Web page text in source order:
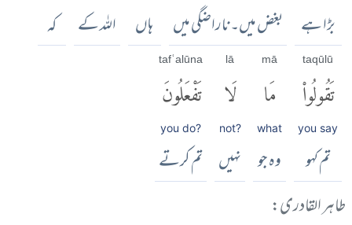
بڑا ہے بغض میں۔ ناراضگی میں ہاں اللہ کے کہ
taqūlū
تَقُولُوا۟
you say
تم کہو
mā
مَا
what
وہ جو
lā
لَا
not?
نہیں
tafʿalūna
تَفْعَلُونَ
you do?
تم کرتے
طاہر القادری: